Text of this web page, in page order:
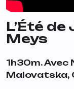
L’Été de
Meys
1h30m. Avec
Malovatska,